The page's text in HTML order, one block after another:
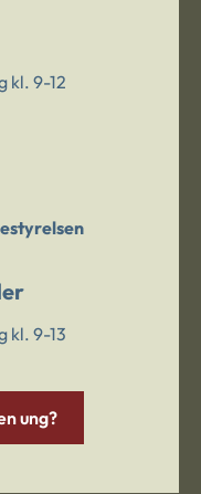
kl. 9-12
kl. 9-13
ung?